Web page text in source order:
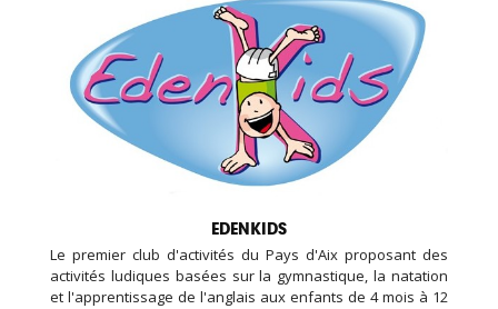
EDENKIDS
Le premier club d'activités du Pays d'Aix proposant des
activités ludiques basées sur la gymnastique, la natation
et l'apprentissage de l'anglais aux enfants de 4 mois à 12